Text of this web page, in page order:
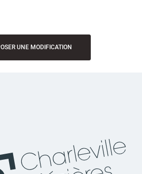
UNE MODIFICATION